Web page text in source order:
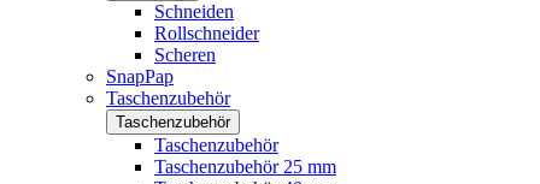
Schneiden
Rollschneider
Scheren
SnapPap
Taschenzubehör
Taschenzubehör
Taschenzubehör
Taschenzubehör 25 mm